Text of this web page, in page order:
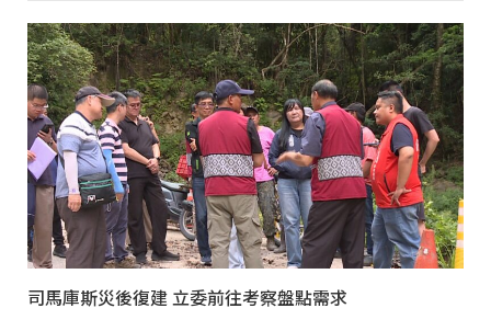
司馬庫斯災後復建 立委前往考察盤點需求